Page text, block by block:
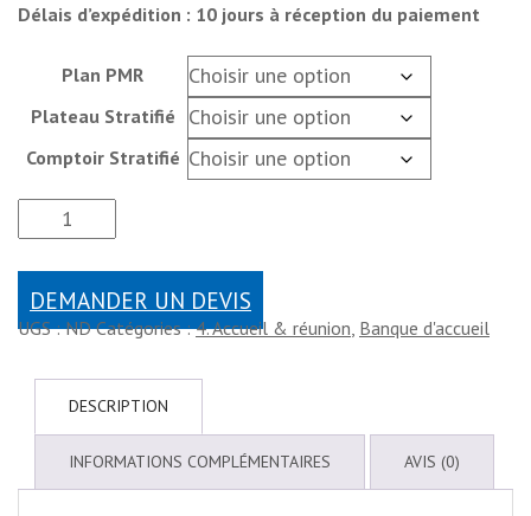
Délais d’expédition : 10 jours à réception du paiement
Plan PMR
Plateau Stratifié
Comptoir Stratifié
DEMANDER UN DEVIS
UGS :ND Catégories :4. Accueil & réunion Banque d'accueil
DESCRIPTION
INFORMATIONS COMPLÉMENTAIRES AVIS (0)